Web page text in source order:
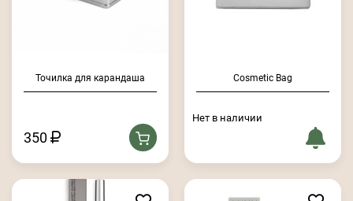
Точилка для карандаша
350
Cosmetic Bag
Нет в наличии